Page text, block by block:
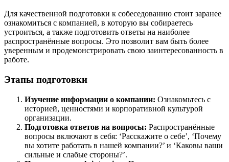
Для качественной подготовки к собеседованию стоит заранее
ознакомиться с компанией, в которую вы собираетесь
устроиться, а также подготовить ответы на наиболее
распространённые вопросы. Это позволит вам быть более
уверенным и продемонстрировать свою заинтересованность в
работе.
Этапы подготовки
Изучение информации о компании: Ознакомьтесь с
историей, ценностями и корпоративной культурой
организации.
Подготовка ответов на вопросы: Распространённые
вопросы включают в себя: ‘Расскажите о себе’, ‘Почему
вы хотите работать в нашей компании?’ и ‘Каковы ваши
сильные и слабые стороны?’.